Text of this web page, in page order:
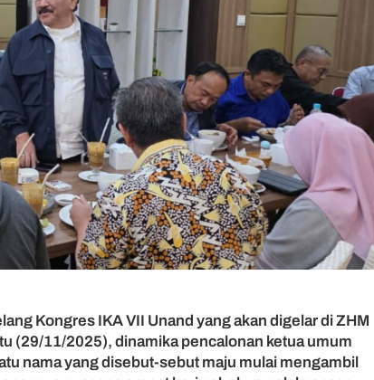
Kongres IKA VII Unand yang akan digelar di ZHM
(29/11/2025), dinamika pencalonan ketua umum
nama yang disebut-sebut maju mulai mengambil